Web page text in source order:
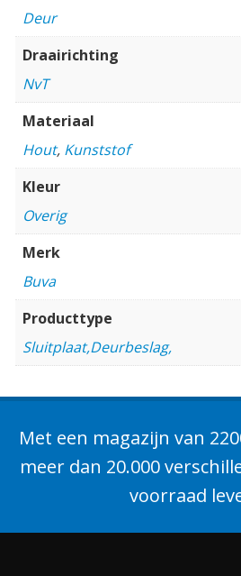
Deur
Draairichting
NvT
Materiaal
Hout, Kunststof
Kleur
Overig
Merk
Buva
Producttype
Sluitplaat,Deurbeslag,
Met een magazijn van
meer dan 20.000
voorraad